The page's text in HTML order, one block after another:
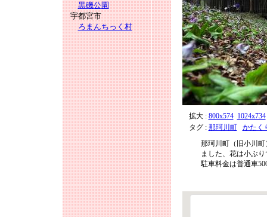
黒磯公園
宇都宮市
ろまんちっく村
拡大 : 800x574 1024x734
タグ : 那珂川町
かたく
那珂川町（旧小川
ました、花は小ぶ
駐車料金は普通車